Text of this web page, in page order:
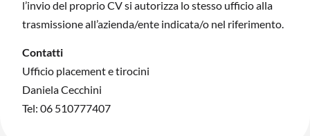
l’invio del proprio CV si autorizza lo stesso ufficio alla
trasmissione all’azienda/ente indicata/o nel riferimento.
Contatti
Ufficio placement e tirocini
Daniela Cecchini
Tel: 06 510777407